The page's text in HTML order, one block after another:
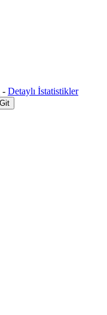
- Detaylı İstatistikler